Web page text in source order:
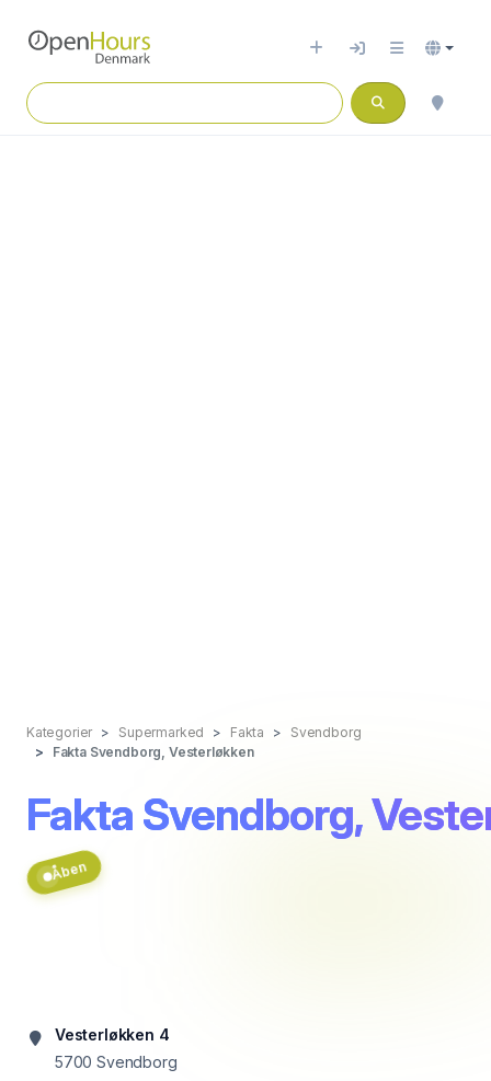
Kategorier Supermarked Fakta
Svendborg
Fakta Svendborg, Vesterløkken
Fakta Svendborg,
Åben
Vesterløkken 4
5700 Svendborg